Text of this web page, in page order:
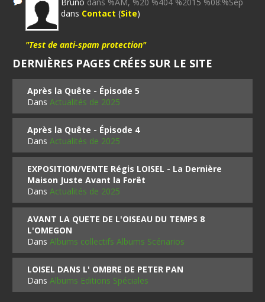
dans Contact (Site)
"Test de anti-spam protection"
DERNIÈRES PAGES CRÉES SUR LE SITE
Après la Quête - Épisode 5
DansActualités de 2025
Après la Quête - Épisode 4
DansActualités de 2025
EXPOSITION/VENTE Régis LOISEL - La Dernière
Maison Juste Avant la Forêt
DansActualités de 2025
AVANT LA QUETE DE L'OISEAU DU TEMPS 8
L'OMEGON
DansAlbums collectifs Albums Scénarios
LOISEL DANS L' OMBRE DE PETER PAN
DansAlbums Editions Spéciales